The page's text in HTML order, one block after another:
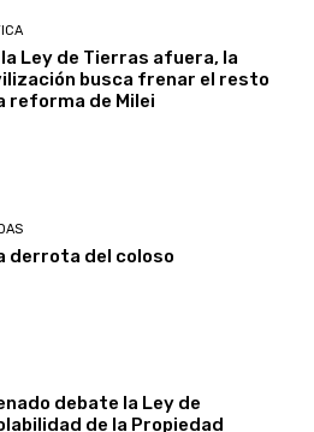
la Ley de Tierras afuera, la
busca frenar el resto
reforma de Milei
derrota del coloso
debate la Ley de
de la Propiedad